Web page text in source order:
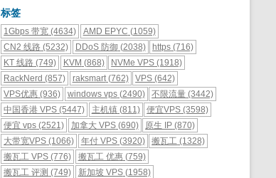
标签
1Gbps 带宽 (4634) AMD EPYC (1059)
CN2 线路 (5232) DDoS 防御(2038) https (716)
KT 线路 (749) KVM (868) NVMe VPS (1918)
RackNerd (857) raksmart(762) VPS (642)
VPS优惠 (936) windows vps(2490) 不限流量 (3442)
中国香港 VPS (5447) 主机镇(811) 便宜VPS (3598)
便宜 vps (2521) 加拿大 VPS(690) 原生 IP (870)
大带宽VPS (1066) 年付 VPS(3920) 搬瓦工 (1328)
搬瓦工 VPS (776) 搬瓦工 优惠(759)
搬瓦工 评测 (749) 新加坡 VPS(1958)